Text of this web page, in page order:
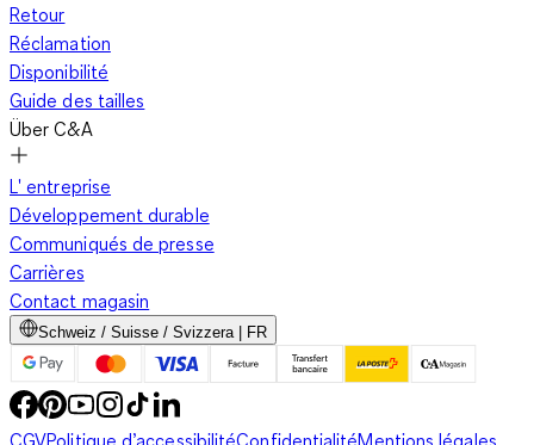
Retour
Réclamation
Disponibilité
Guide des tailles
Über C&A
L' entreprise
Développement durable
Communiqués de presse
Carrières
Contact magasin
Schweiz / Suisse / Svizzera | FR